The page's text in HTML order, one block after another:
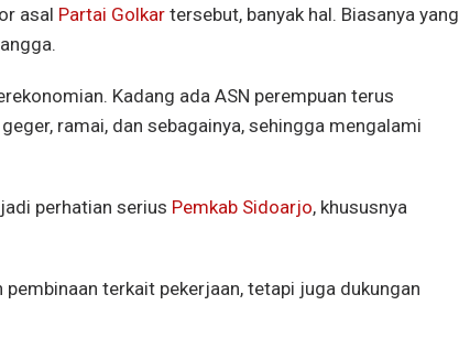
asal Partai Golkar tersebut, banyak hal. Biasanya yang
Kadang ada ASN perempuan terus
ramai, dan sebagainya, sehingga mengalami
perhatian serius Pemkab Sidoarjo, khususnya
terkait pekerjaan, tetapi juga dukungan